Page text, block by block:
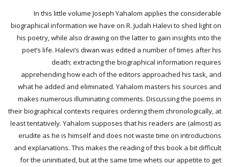
In this little volume Joseph Yahalom applies the considerable
biographical information we have on R. Judah Halevi to shed light on
his poetry, while also drawing on the latter to gain insights into the
poet’s life. Halevi’s diwan was edited a number of times after his
death; extracting the biographical information requires
apprehending how each of the editors approached his task, and
what he added and eliminated. Yahalom masters his sources and
makes numerous illuminating comments. Discussing the poems in
their biographical contexts requires ordering them chronologically, at
least tentatively. Yahalom supposes that his readers are (almost) as
erudite as he is himself and does not waste time on introductions
and explanations. This makes the reading of this book a bit difficult
for the uninitiated, but at the same time whets our appetite to get